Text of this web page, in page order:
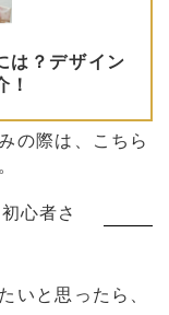
の際は、こちら
心者さ
いと思ったら、